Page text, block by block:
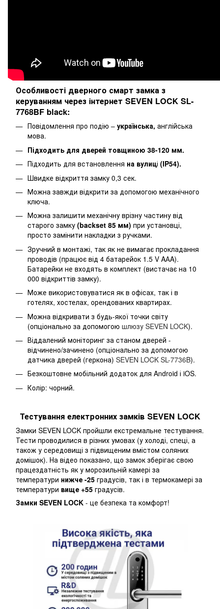
Особливості дверного смарт замка з
керуванням через інтернет SEVEN LOCK SL-
7768BF black:
Повідомлення про подію – українська, англійська
мова.
Підходить для дверей товщиною 38-120 мм.
Підходить для встановлення на вулиці (IP54).
Швидке відкриття замку 0,3 сек.
Можна завжди відкрити за допомогою механічного
ключа.
Можна залишити механічну врізну частину від
старого замку (backset 85 мм) при установці,
просто замінити накладки з ручками.
Зручний в монтажі, так як не вимагає прокладання
проводів (працює від 4 батарейок 1.5 V AАA).
Батарейки не входять в комплект (вистачає на 10
000 відкриттів замку).
Може використовуватися як в офісах, так і в
готелях, хостелах, орендованих квартирах.
Можна відкривати з будь-якої точки світу
(опціонально за допомогою шлюзу SEVEN LOCK).
Віддалений моніторинг за станом дверей -
відчинено/зачинено (опціонально за допомогою
датчика дверей (геркона) SEVEN LOCK SL-7736B).
Безкоштовне мобільний додаток для Android і iOS.
Колір: чорний.
Тестування електронних замків SEVEN LOCK
Замки SEVEN LOCK пройшли екстремальне тестування.
Тести проводилися в різних умовах (у холоді, спеці, а
також у середовищі з підвищеним вмістом соляних
домішок). На відео показано, що замок зберігає свою
працездатність як у морозильній камері за
температури нижче -25 градусів, так і в термокамері за
температури вище +55 градусів.
Замки SEVEN LOCK - це безпека та комфорт!